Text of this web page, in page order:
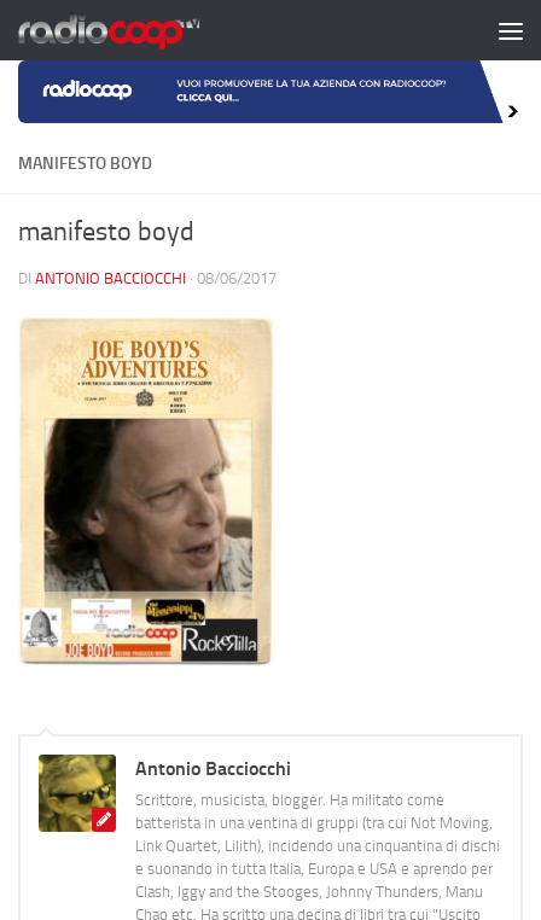
Salta al contenuto
MANIFESTO BOYD
manifesto boyd
DI ANTONIO BACCIOCCHI · 08/06/2017
Antonio Bacciocchi
Scrittore, musicista, blogger. Ha militato come
batterista in una ventina di gruppi (tra cui Not Moving,
Link Quartet, Lilith), incidendo una cinquantina di dischi
e suonando in tutta Italia, Europa e USA e aprendo per
Clash, Iggy and the Stooges, Johnny Thunders, Manu
Chao etc. Ha scritto una decina di libri tra cui "Uscito